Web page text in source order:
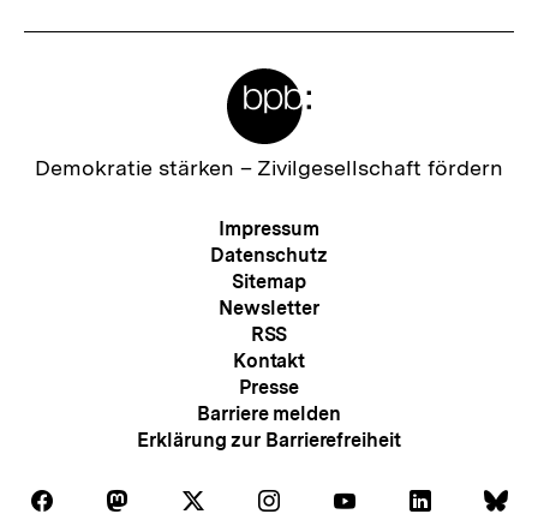
Zur
Demokratie stärken – Zivilgesellschaft fördern
Meta-
Navigation
Impressum
Datenschutz
Sitemap
Newsletter
RSS
Kontakt
Presse
Barriere melden
Erklärung zur Barrierefreiheit
Folgen
Auf
Folgen Folgen Folgen
Auf
Folgen Folgen